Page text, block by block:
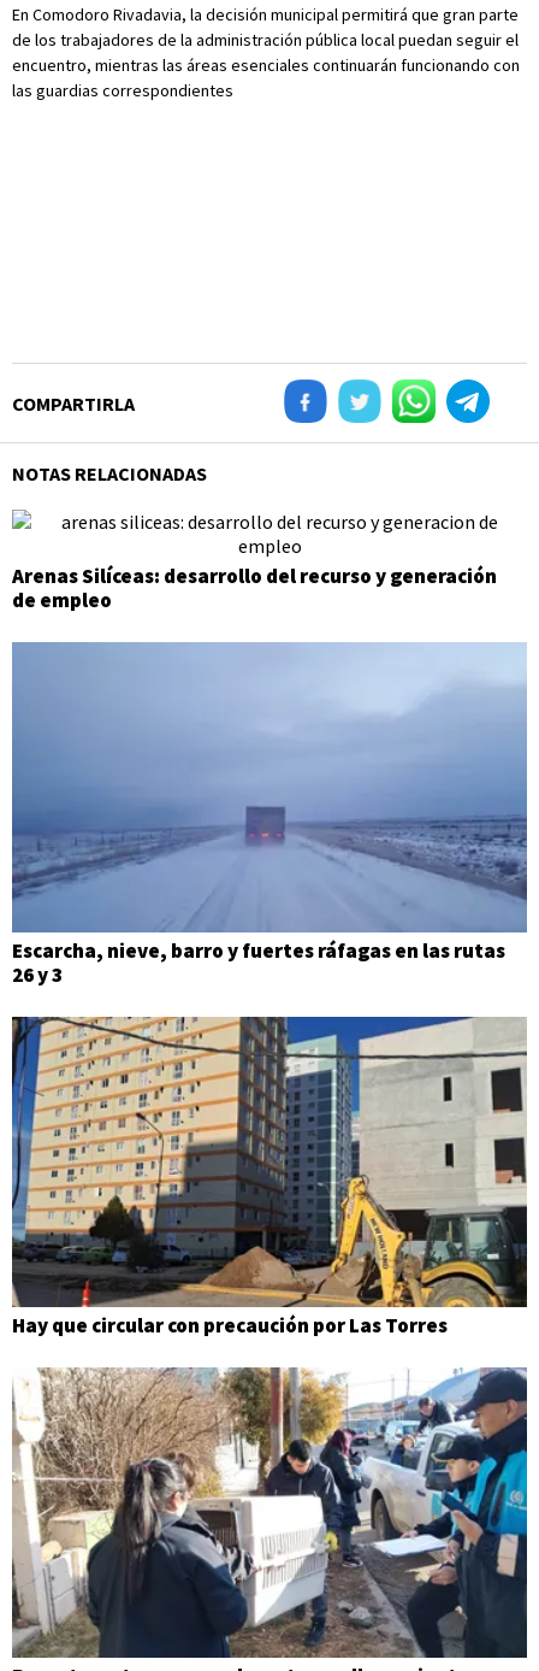
En Comodoro Rivadavia, la decisión municipal permitirá que gran parte
de los trabajadores de la administración pública local puedan seguir el
encuentro, mientras las áreas esenciales continuarán funcionando con
las guardias correspondientes
COMPARTIRLA
NOTAS RELACIONADAS
Arenas Silíceas: desarrollo del recurso y generación
de empleo
Escarcha, nieve, barro y fuertes ráfagas en las rutas
26 y 3
Hay que circular con precaución por Las Torres